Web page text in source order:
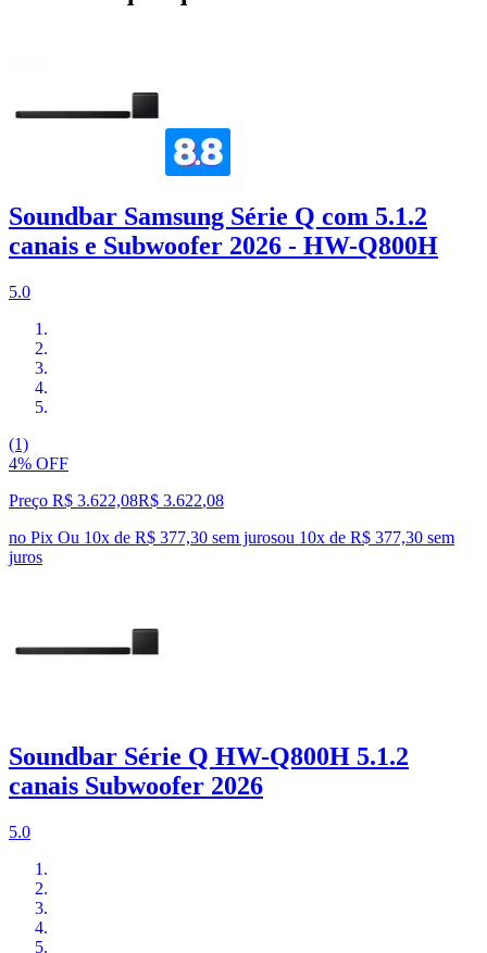
Soundbar Samsung Série Q com 5.1.2
canais e Subwoofer 2026 - HW-Q800H
5.0
(1)
4% OFF
Preço R$ 3.622,08R$ 3.622,08
no Pix Ou 10x de R$ 377,30 sem jurosou 10x de R$ 377,30 sem
juros
Soundbar Série Q HW-Q800H 5.1.2
canais Subwoofer 2026
5.0